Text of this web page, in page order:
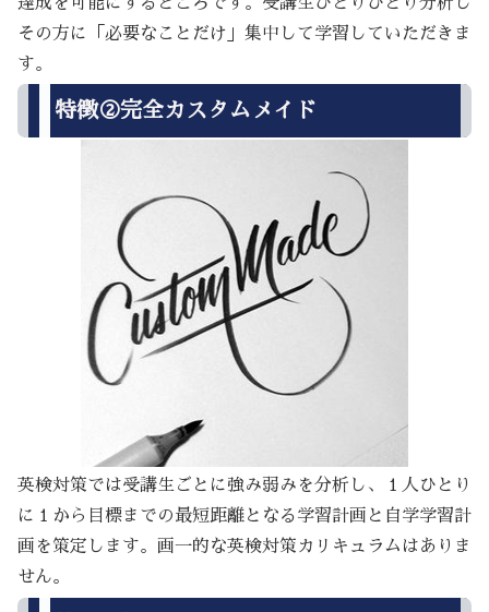
その方に「必要なことだけ」集中して学習していただきま
す。
特徴②完全カスタムメイド
英検対策では受講生ごとに強み弱みを分析し、１人ひとり
に１から目標までの最短距離となる学習計画と自学学習計
画を策定します。画一的な英検対策カリキュラムはありま
せん。